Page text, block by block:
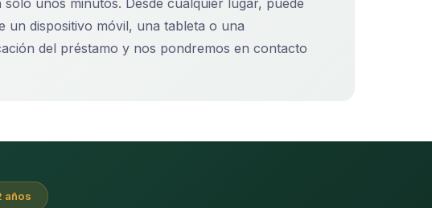
unos minutos. Desde cualquier lugar, puede
un dispositivo móvil, una tableta o una
del préstamo y nos pondremos en contacto
años